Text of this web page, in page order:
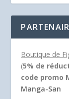
Boutique de
(5% de
code promo
Manga-San